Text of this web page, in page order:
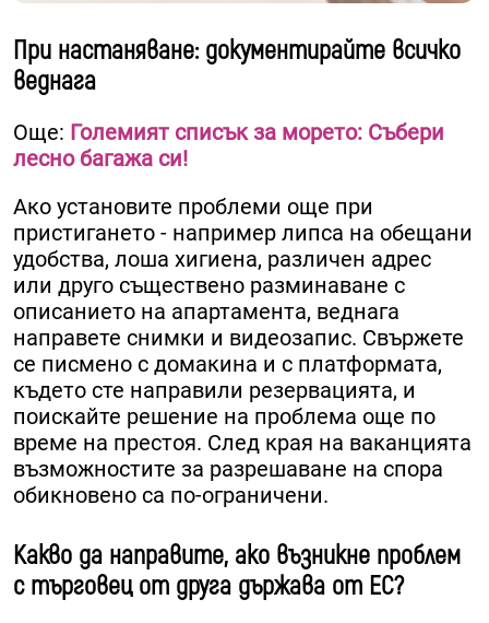
При настаняване: документирайте всичко
веднага
Още: Големият списък за морето: Събери
лесно багажа си!
Ако установите проблеми още при
пристигането - например липса на обещани
удобства, лоша хигиена, различен адрес
или друго съществено разминаване с
описанието на апартамента, веднага
направете снимки и видеозапис. Свържете
се писмено с домакина и с платформата,
където сте направили резервацията, и
поискайте решение на проблема още по
време на престоя. След края на ваканцията
възможностите за разрешаване на спора
обикновено са по-ограничени.
Какво да направите, ако възникне проблем
с търговец от друга държава от ЕС?